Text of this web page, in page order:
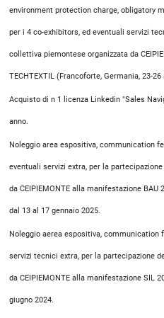
environment protection charge, obligatory
per i 4 co-exhibitors, ed eventuali servizi
collettiva piemontese organizzata da
TECHTEXTIL (Francoforte, Germania, 23-26
Acquisto di n 1 licenza Linkedin "Sales
anno.
Noleggio area espositiva, communication
eventuali servizi extra, per la
da CEIPIEMONTE alla manifestazione
dal 13 al 17 gennaio 2025.
Noleggio aerea espositiva, communication
servizi tecnici extra, per la partecipazione
da CEIPIEMONTE alla manifestazione SIL
giugno 2024.